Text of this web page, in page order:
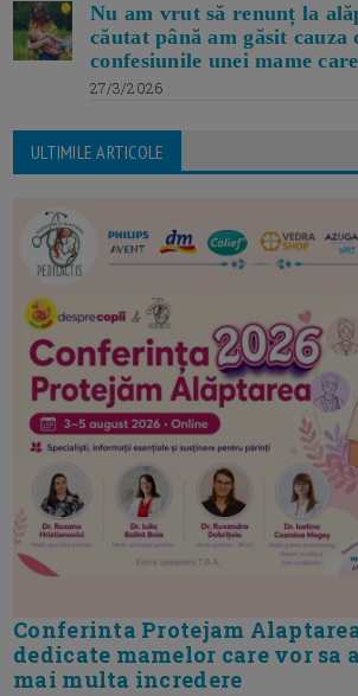
Nu am vrut să renunț la
căutat până am găsit
confesiunile unei mame
27/3/2026
ULTIMILE ARTICOLE
Conferinta Protejam
dedicate mamelor care vor sa
mai multa incredere